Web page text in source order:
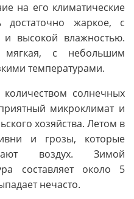
на его климатические
достаточно жаркое, с
и высокой влажностью.
с небольшим
температурами.
солнечных
микроклимат и
хозяйства. Летом в
и грозы, которые
воздух. Зимой
составляет около 5
нечасто.